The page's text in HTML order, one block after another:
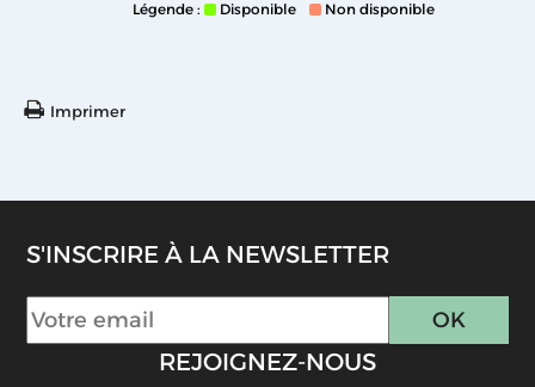
Légende : Disponible Non disponible
Imprimer
S'INSCRIRE À LA NEWSLETTER
REJOIGNEZ-NOUS